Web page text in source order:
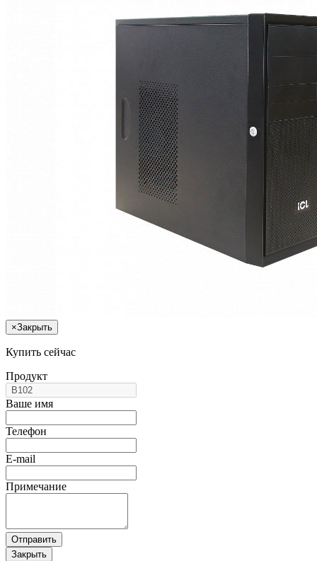
×Закрыть
Купить сейчас
Продукт
Ваше имя
Телефон
E-mail
Примечание
Отправить
Закрыть